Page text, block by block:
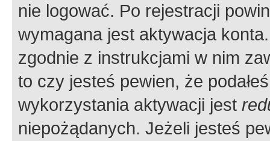
nie logować. Po rejestracji
wymagana jest aktywacja
zgodnie z instrukcjami w nim
to czy jesteś pewien, że
wykorzystania aktywacji jest
niepożądanych. Jeżeli jesteś